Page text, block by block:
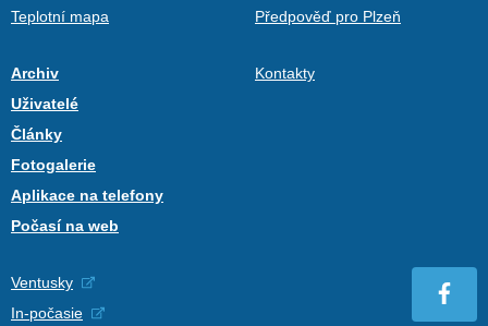
Teplotní mapa
Předpověď pro Plzeň
Archiv
Uživatelé
Články
Fotogalerie
Aplikace na telefony
Počasí na web
Kontakty
Ventusky
In-počasie